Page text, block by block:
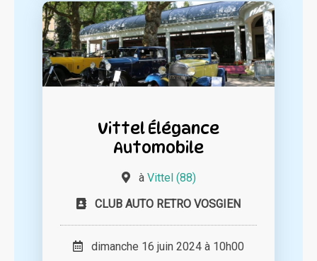
Vittel Élégance
Automobile
à Vittel (88)
CLUB AUTO RETRO VOSGIEN
dimanche 16 juin 2024 à 10h00